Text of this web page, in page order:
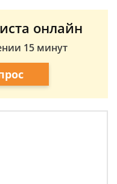
онлайн
15 минут